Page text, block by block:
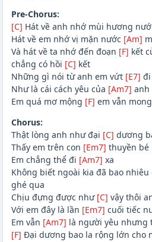
Pre-Chorus:
[C] Hát về anh nhớ mùi hương
Hát về em nhớ vị mặn nước [Am]
Và hát về ta nhớ đến đoạn [F] kết
chẳng có hồi [C] kết
Những gì nói từ anh em vứt [E7] đi
Như là cái cách yêu của [Am7] anh
Em quá mơ mộng [F] em vẫn
Chorus:
Thật lòng anh như đại [C] dương
Thấy em trên con [Em7] thuyền bé
Em chẳng thể đi [Am7] xa
Không biết ngoài kia đã bao nhiêu
ghé qua
Chịu đựng được như [C] vậy thôi
Với em đây là lần [Em7] cuối tiếc
Em vẫn [Am7] là người yêu
[F] Đại dương bao la rộng lớn cho